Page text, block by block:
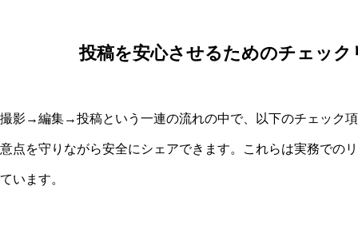
投稿を安心させるためのチェック
撮影→編集→投稿という一連の流れの中で、以下のチェック
意点を守りながら安全にシェアできます。これらは実務での
ています。